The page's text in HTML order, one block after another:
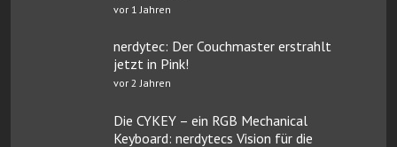
vor 1 Jahren
nerdytec: Der Couchmaster erstrahlt
jetzt in Pink!
vor 2 Jahren
Die CYKEY – ein RGB Mechanical
Keyboard: nerdytecs Vision für die